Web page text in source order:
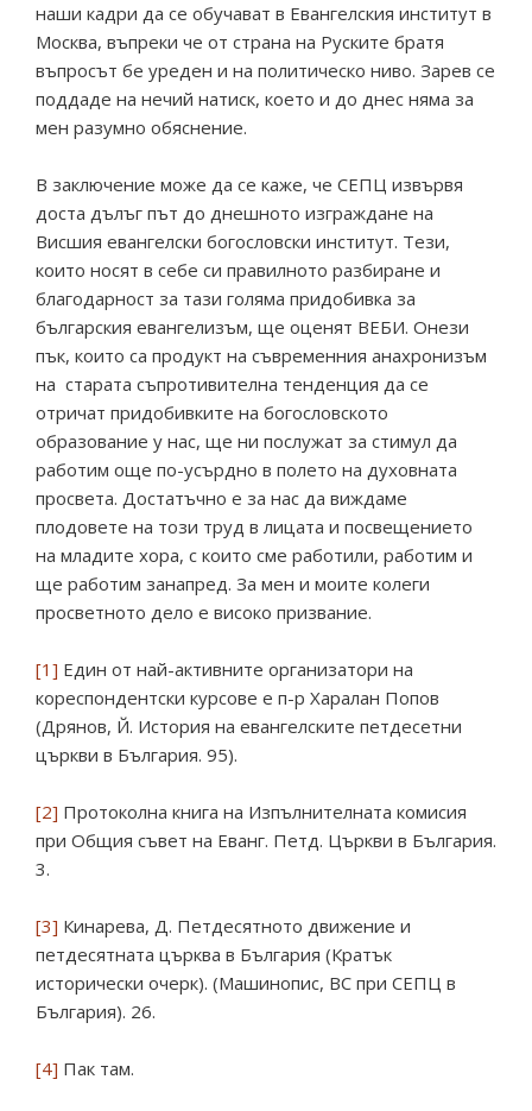
наши кадри да се обучават в Евангелския институт в
Москва, въпреки че от страна на Руските братя
въпросът бе уреден и на политическо ниво. Зарев се
поддаде на нечий натиск, което и до днес няма за
мен разумно обяснение.
В заключение може да се каже, че СЕПЦ извървя
доста дълъг път до днешното изграждане на
Висшия евангелски богословски институт. Тези,
които носят в себе си правилното разбиране и
благодарност за тази голяма придобивка за
българския евангелизъм, ще оценят ВЕБИ. Онези
пък, които са продукт на съвременния анахронизъм
на старата съпротивителна тенденция да се
отричат придобивките на богословското
образование у нас, ще ни послужат за стимул да
работим още по-усърдно в полето на духовната
просвета. Достатъчно е за нас да виждаме
плодовете на този труд в лицата и посвещението
на младите хора, с които сме работили, работим и
ще работим занапред. За мен и моите колеги
просветното дело е високо призвание.
[1] Един от най-активните организатори на
кореспондентски курсове е п-р Харалан Попов
(Дрянов, Й. История на евангелските петдесетни
църкви в България. 95).
[2] Протоколна книга на Изпълнителната комисия
при Общия съвет на Еванг. Петд. Църкви в България.
3.
[3] Кинарева, Д. Петдесятното движение и
петдесятната църква в България (Кратък
исторически очерк). (Машинопис, ВС при СЕПЦ в
България). 26.
[4] Пак там.